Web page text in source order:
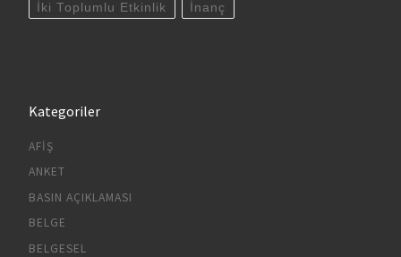
İki Toplumlu Etkinlik İnanç
Kategoriler
AFIŞ
ANKET
BASIN AÇIKLAMASI
BELGE
BELGESEL